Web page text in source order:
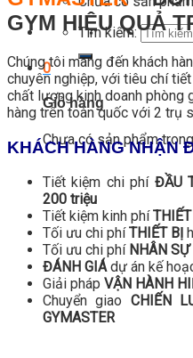
Tìm kiếm:
0
Giỏ hàng
Chưa có sản phẩm
GYM HIỆU QUẢ
Chúng tôi mang đến khách
chuyên nghiệp, với tiêu chí
chất lượng kinh doanh phòng
hàng trên toàn quốc với 2 trụ
KHÁCH HÀNG NHẬN
Tiết kiệm chi phí ĐẦU
200 triệu
Tiết kiệm kinh phí
Tối ưu chi phíTHIẾT BỊ
Tối ưu chi phí NHÂN SỰ
ĐÁNH GIÁdự án kế
Giải pháp VẬN HÀNH
Chuyển giao CHIẾN
GYMASTER